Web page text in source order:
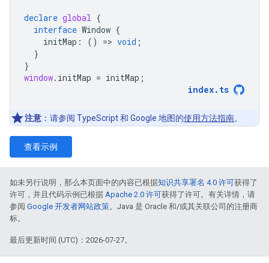
declare global {
interface Window {
initMap : () => void ;
}
}
window. initMap = initMap ;
index. ts
注意 ：请参阅 TypeScript 和 Google 地图的使用方法指南。
查看示例
如未另行说明，那么本页面中的内容已根据知识共享署名 4.0 许可获得了
许可，并且代码示例已根据 Apache 2.0 许可获得了许可。有关详情，请
参阅 Google 开发者网站政策。Java 是 Oracle 和/或其关联公司的注册商
标。
最后更新时间 (UTC)：2026-07-27。